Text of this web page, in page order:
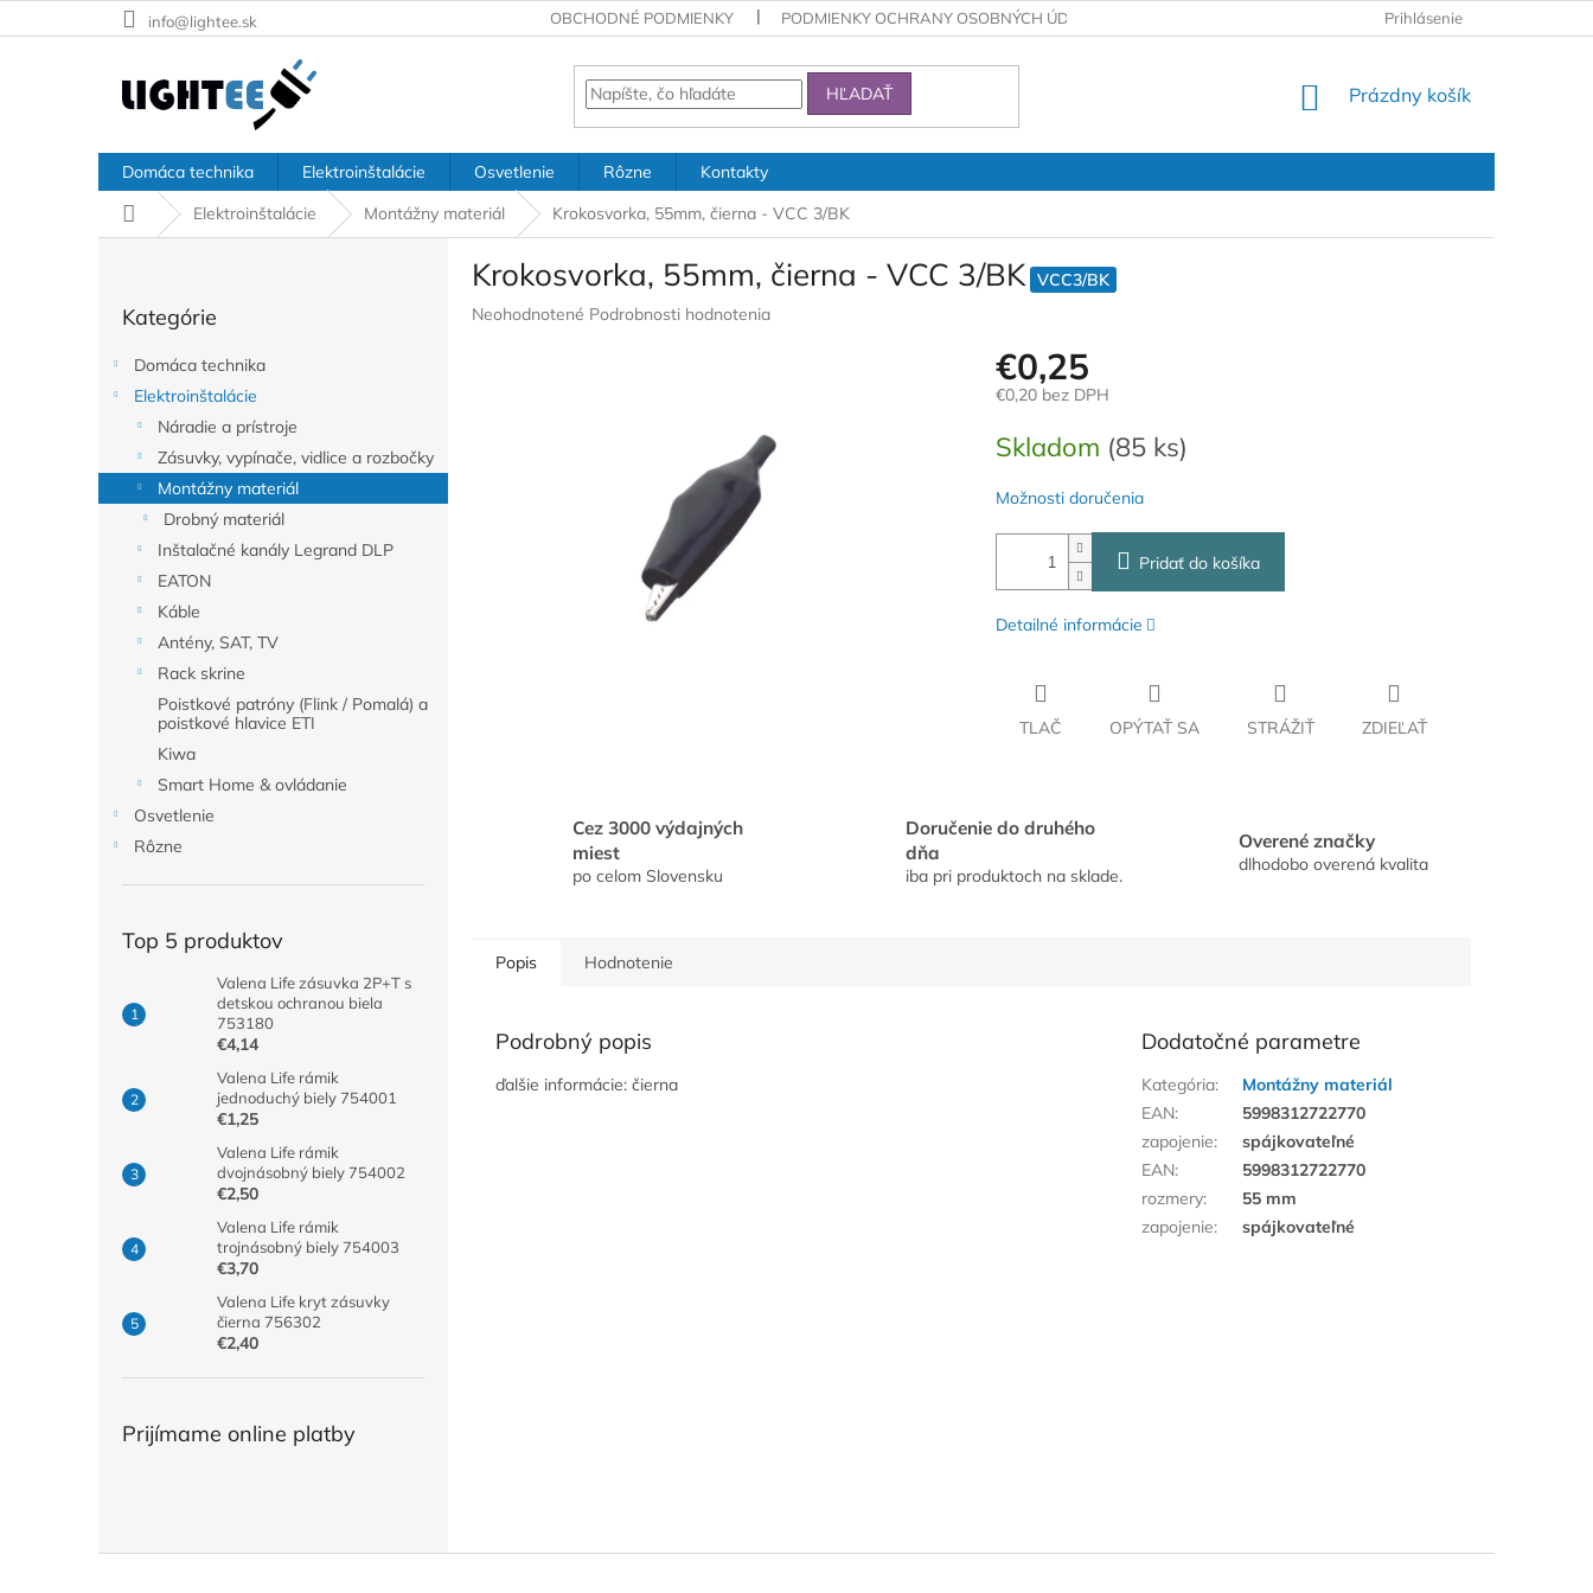
na
info@lightee.sk OBCHODNÉ PODMIENKY PODMIENKY OCHRANY OSOBNÝCH ÚDAJOV Prihlásenie
HĽADAŤ
NÁKUPNÝ
Prázdny košík
Domáca technika Elektroinštalácie Osvetlenie Rôzne
Kontakty
DomovElektroinštalácie Montážny materiál Krokosvorka, 55mm, čierna - VCC 3/BK
kategórie
Kategórie
Domáca technika
Elektroinštalácie
Náradie a prístroje
Zásuvky, vypínače, vidlice a rozbočky
Montážny materiál
Drobný materiál
Inštalačné kanály Legrand DLP
EATON
Káble
Antény, SAT, TV
Rack skrine
Poistkové patróny (Flink / Pomalá) a
poistkové hlavice ETI
Kiwa
Smart Home & ovládanie
Osvetlenie
Rôzne
Top 5 produktov
Valena Life zásuvka 2P+T s
detskou ochranou biela
753180
€4,14
Valena Life rámik
jednoduchý biely 754001
€1,25
Valena Life rámik
dvojnásobný biely 754002
€2,50
Valena Life rámik
trojnásobný biely 754003
€3,70
Valena Life kryt zásuvky
čierna 756302
€2,40
Prijímame online platby
Krokosvorka, 55mm, čierna - VCC 3/BK VCC3/BK
Priemerné
Neohodnotené Podrobnosti hodnotenia
€0,25
€0,20 bez DPH
cena:
Skladom (85 ks)
Možnosti doručenia
Pridať do košíka
Detailné informácie
TLAČ OPÝTAŤ SA STRÁŽIŤ ZDIEĽAŤ
Cez 3000 výdajných
miest
po celom Slovensku
Doručenie do druhého
dňa
iba pri produktoch na sklade.
Overené značky
dlhodobo overená kvalita
Popis Hodnotenie
Podrobný popis
ďalšie informácie: čierna
Dodatočné parametre
Kategória:
Montážny materiál
EAN:
5998312722770
zapojenie:
spájkovateľné
EAN:
5998312722770
rozmery:
55 mm
zapojenie: spájkovateľné